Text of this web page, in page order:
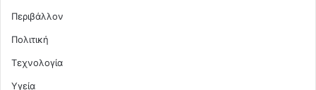
Περιβάλλον
Πολιτική
Τεχνολογία
Υγεία